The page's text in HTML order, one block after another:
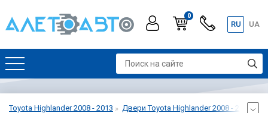
0
RU UA
Toyota Highlander 2008 - 2013 Двери Toyota Highlander 2008 - 2013